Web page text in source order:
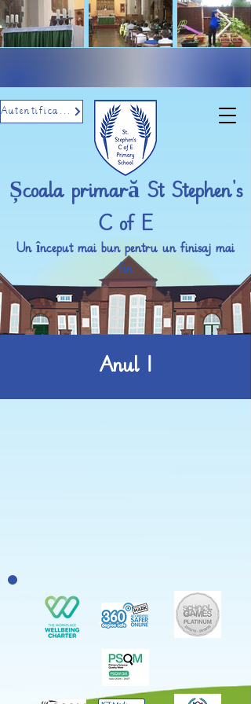
Un început mai bun pentru un finisaj mai
fin
Autentificare prin e-mail
Școala primară St Stephen's
C of E
Anul 1